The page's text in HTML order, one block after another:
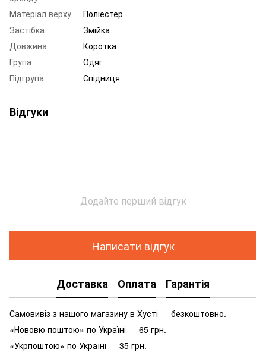
Матеріал верху
Поліестер
Застібка
Змійка
Довжина
Коротка
Група
Одяг
Підгрупа
Спідниця
Відгуки
Додайте перший відгук
Написати відгук
Доставка Оплата Гарантія
Самовивіз з нашого магазину в Хусті — безкоштовно.
«Нововю поштою» по Україні — 65 грн.
«Укрпоштою» по Україні — 35 грн.